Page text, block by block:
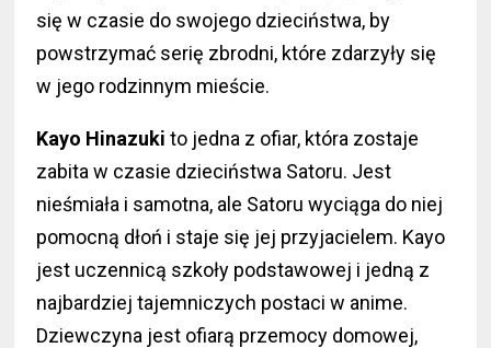
się w czasie do swojego dzieciństwa, by
powstrzymać serię zbrodni, które zdarzyły się
w jego rodzinnym mieście.
Kayo Hinazuki to jedna z ofiar, która zostaje
zabita w czasie dzieciństwa Satoru. Jest
nieśmiała i samotna, ale Satoru wyciąga do niej
pomocną dłoń i staje się jej przyjacielem. Kayo
jest uczennicą szkoły podstawowej i jedną z
najbardziej tajemniczych postaci w anime.
Dziewczyna jest ofiarą przemocy domowej,